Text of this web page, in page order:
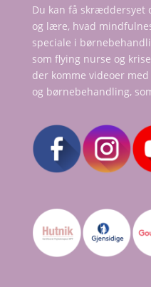
Du kan få skræddersyet
og lære, hvad
speciale i
som flying nurse og
der komme videoer
og børnebehandling,